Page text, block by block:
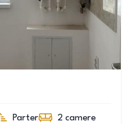
Parter 2 camere